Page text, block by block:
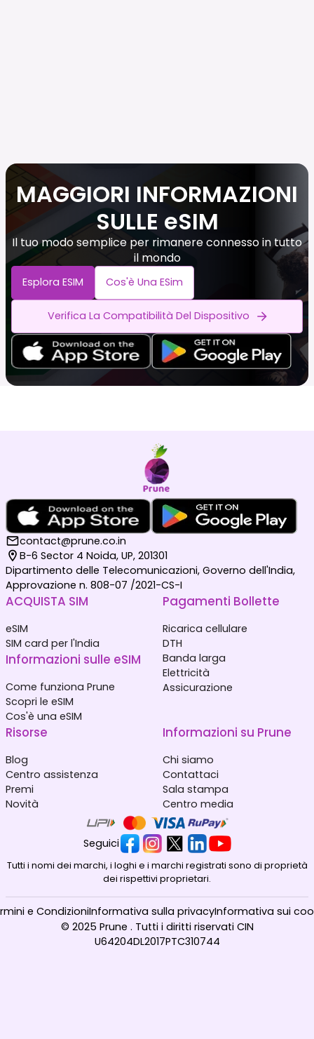
MAGGIORI INFORMAZIONI
SULLE eSIM
Il tuo modo semplice per rimanere connesso in tutto
il mondo
Esplora ESIM Cos'è Una ESim
Verifica La Compatibilità Del Dispositivo
contact@prune.co.in
B-6 Sector 4 Noida, UP, 201301
Dipartimento delle Telecomunicazioni, Governo dell'India,
Approvazione n. 808-07 /2021-CS-I
ACQUISTA SIM
eSIM
SIM card per l'India
Informazioni sulle eSIM
Come funziona Prune
Scopri le eSIM
Cos'è una eSIM
Pagamenti Bollette
Ricarica cellulare
DTH
Banda larga
Elettricità
Assicurazione
Risorse
Blog
Centro assistenza
Premi
Novità
Informazioni su Prune
Chi siamo
Contattaci
Sala stampa
Centro media
Seguici
Tutti i nomi dei marchi, i loghi e i marchi registrati sono di proprietà
dei rispettivi proprietari.
© 2025 Prune . Tutti i diritti riservati CIN
U64204DL2017PTC310744
e CondizioniInformativa sulla privacyInformativa sui